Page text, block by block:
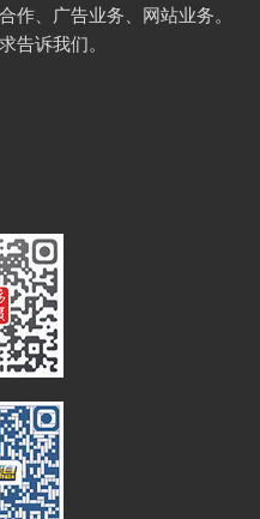
、广告业务、网站业务。
诉我们。